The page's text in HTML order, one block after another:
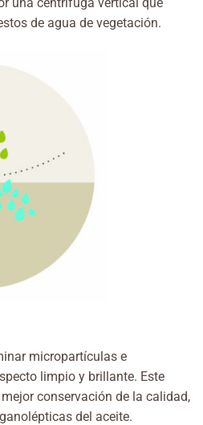
una centrífuga vertical que
de agua de vegetación.
micropartículas e
limpio y brillante. Este
conservación de la calidad,
del aceite.